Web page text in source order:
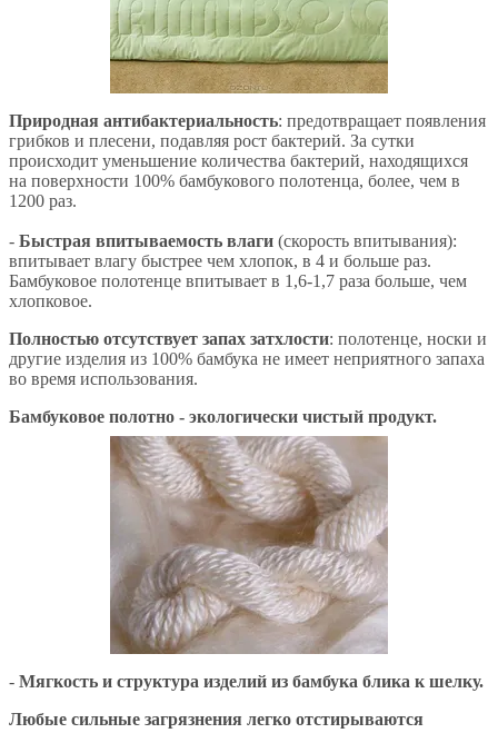
Природная антибактериальность: предотвращает появления
грибков и плесени, подавляя рост бактерий. За сутки
происходит уменьшение количества бактерий, находящихся
на поверхности 100% бамбукового полотенца, более, чем в
1200 раз.
- Быстрая впитываемость влаги (скорость впитывания):
впитывает влагу быстрее чем хлопок, в 4 и больше раз.
Бамбуковое полотенце впитывает в 1,6-1,7 раза больше, чем
хлопковое.
Полностью отсутствует запах затхлости: полотенце, носки и
другие изделия из 100% бамбука не имеет неприятного запаха
во время использования.
Бамбуковое полотно - экологически чистый продукт.
- Мягкость и структура изделий из бамбука блика к шелку.
Любые сильные загрязнения легко отстирываются